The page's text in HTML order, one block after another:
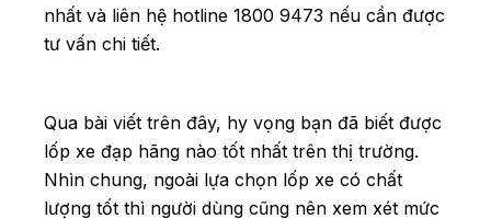
nhất và liên hệ hotline 1800 9473 nếu cần được
tư vấn chi tiết.
Qua bài viết trên đây, hy vọng bạn đã biết được
lốp xe đạp hãng nào tốt nhất trên thị trường.
Nhìn chung, ngoài lựa chọn lốp xe có chất
lượng tốt thì người dùng cũng nên xem xét mức